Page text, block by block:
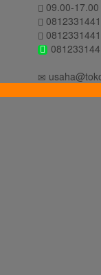
09.00-